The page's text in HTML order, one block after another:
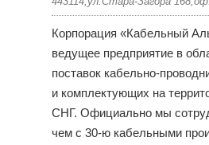
Корпорация «Кабельный
ведущее предприятие в
поставок кабельно-
и комплектующих на
СНГ. Официально мы
чем с 30-ю кабельными